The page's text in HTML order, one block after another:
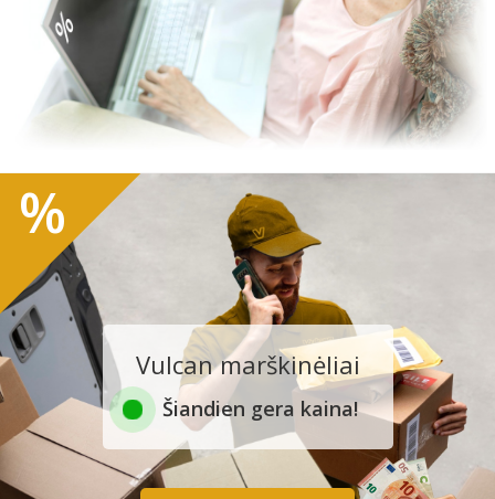
Vulcan marškinėliai
Šiandien gera kaina!
%